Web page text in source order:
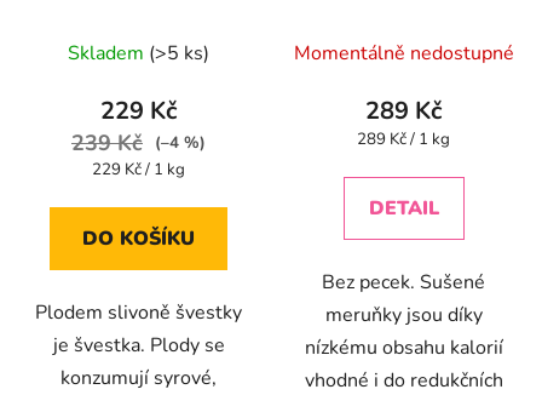
hodnocení
produktu
je
5,0
5
Skladem (>5 ks)
229 Kč
239 Kč
(–4 %)
Měrná
229 Kč / 1 kg
DO KOŠÍKU
Plodem slivoně švestky
je švestka. Plody se
konzumují syrové,
hodnocení
produktu
je
z
Momentálně nedostupné
289 Kč
Měrná
289 Kč / 1 kg
DETAIL
Bez pecek. Sušené
meruňky jsou díky
nízkému obsahu kalorií
vhodné i do redukčních